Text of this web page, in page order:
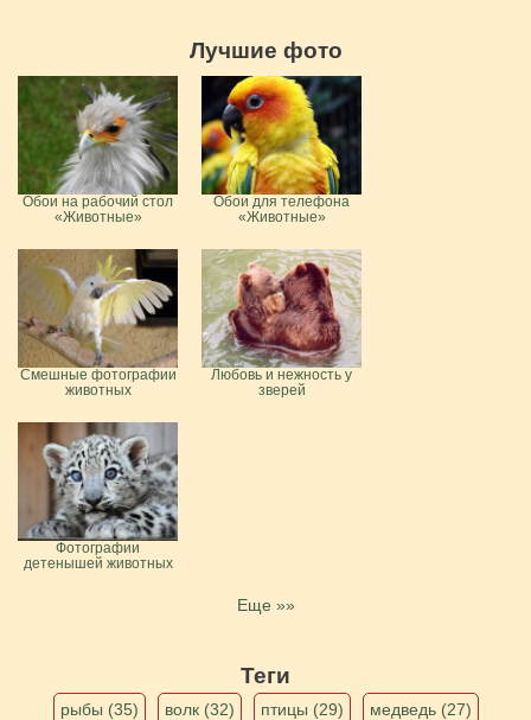
Лучшие фото
Обои на рабочий стол
«Животные»
Обои для телефона
«Животные»
Смешные фотографии
животных
Любовь и нежность у
зверей
Фотографии
детенышей животных
Еще »»
Теги
рыбы (35) волк (32) птицы (29) медведь (27)